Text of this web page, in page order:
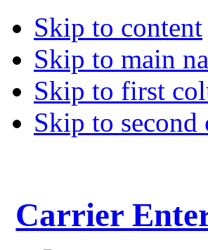
Skip to content
Skip to main
Skip to first
Skip to second
Carrier